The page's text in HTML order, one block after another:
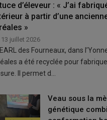
le Gaec Leybros est
engraissement
existante pour engraisser
associés, il nous fallait trouver
n’ont pas été remis en
d’éleveur : « J’ai
à partir d’une
»
13 juillet 2026
des Fourneaux, dans
a été recyclée pour
Il permet d…
Veau sous la
génétique